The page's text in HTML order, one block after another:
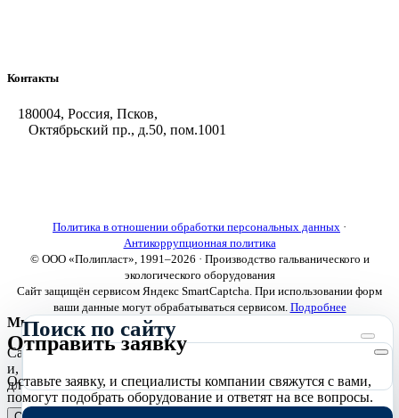
Контакты
180004, Россия, Псков,
Октябрьский пр., д.50, пом.1001
Политика в отношении обработки персональных данных ·
Антикоррупционная политика
© ООО «Полипласт», 1991–2026 · Производство гальванического и
экологического оборудования
Сайт защищён сервисом Яндекс SmartCaptcha. При использовании форм
ваши данные могут обрабатываться сервисом. Подробнее
Поиск по сайту
Отправить заявку
Оставьте заявку, и специалисты компании свяжутся с вами,
помогут подобрать оборудование и ответят на все вопросы.
Мы используем cookies
Сайт использует необходимые cookies для корректной работы
и, с вашего согласия, аналитические cookies Яндекс.Метрики
для улучшения сайта.Подробнее